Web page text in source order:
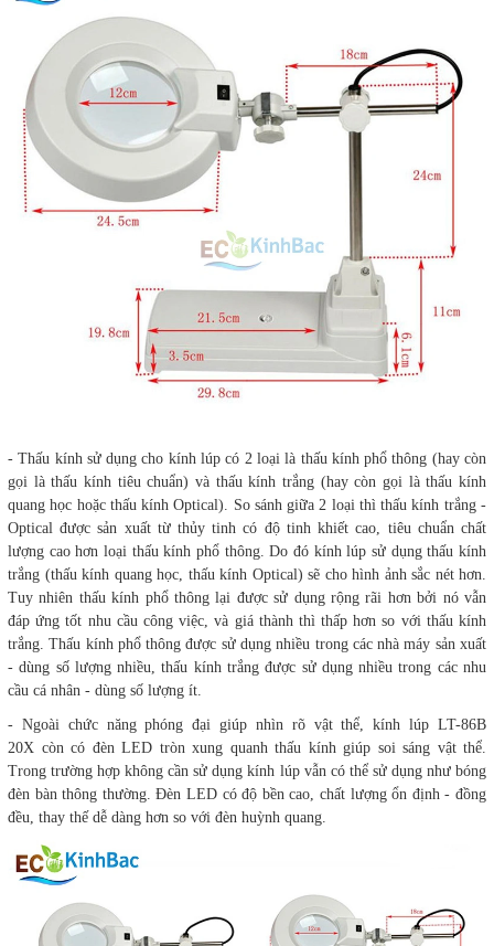
- Thấu kính sử dụng cho kính lúp có 2 loại là thấu kính phổ thông (hay còn
gọi là thấu kính tiêu chuẩn) và thấu kính trắng (hay còn gọi là thấu kính
quang học hoặc thấu kính Optical). So sánh giữa 2 loại thì thấu kính trắng -
Optical được sản xuất từ thủy tinh có độ tinh khiết cao, tiêu chuẩn chất
lượng cao hơn loại thấu kính phổ thông. Do đó kính lúp sử dụng thấu kính
trắng (thấu kính quang học, thấu kính Optical) sẽ cho hình ảnh sắc nét hơn.
Tuy nhiên thấu kính phổ thông lại được sử dụng rộng rãi hơn bởi nó vẫn
đáp ứng tốt nhu cầu công việc, và giá thành thì thấp hơn so với thấu kính
trắng. Thấu kính phổ thông được sử dụng nhiều trong các nhà máy sản xuất
- dùng số lượng nhiều, thấu kính trắng được sử dụng nhiều trong các nhu
cầu cá nhân - dùng số lượng ít.
- Ngoài chức năng phóng đại giúp nhìn rõ vật thể, kính lúp LT-86B
20X còn có đèn LED tròn xung quanh thấu kính giúp soi sáng vật thể.
Trong trường hợp không cần sử dụng kính lúp vẫn có thể sử dụng như bóng
đèn bàn thông thường. Đèn LED có độ bền cao, chất lượng ổn định - đồng
đều, thay thế dễ dàng hơn so với đèn huỳnh quang.